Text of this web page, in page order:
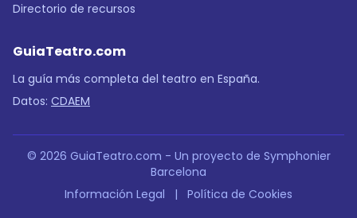
Directorio de recursos
GuiaTeatro.com
La guía más completa del teatro en España.
Datos: CDAEM
© 2026 GuiaTeatro.com - Un proyecto de Symphonier
Barcelona
Información Legal
| Política de Cookies